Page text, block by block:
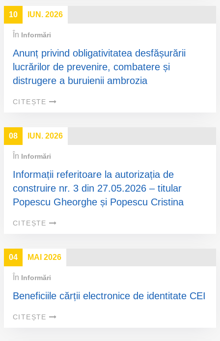
10 IUN. 2026
În Informări
Anunț privind obligativitatea desfășurării
lucrărilor de prevenire, combatere și
distrugere a buruienii ambrozia
CITEȘTE
08 IUN. 2026
În Informări
Informații referitoare la autorizația de
construire nr. 3 din 27.05.2026 – titular
Popescu Gheorghe și Popescu Cristina
CITEȘTE
04 MAI 2026
În Informări
Beneficiile cărții electronice de identitate CEI
CITEȘTE